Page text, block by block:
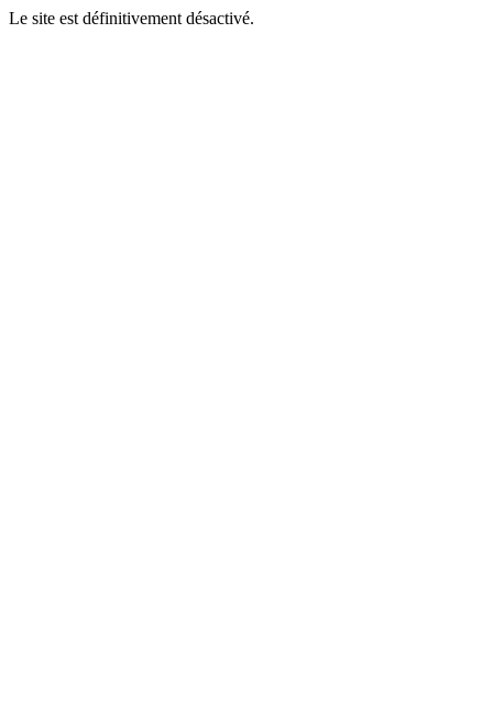
Le site est définitivement désactivé.